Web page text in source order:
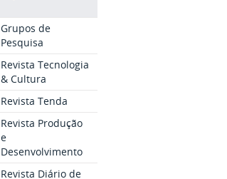
Grupos de
Pesquisa
Revista Tecnologia
& Cultura
Revista Tenda
Revista Produção
e
Desenvolvimento
Revista Diário de